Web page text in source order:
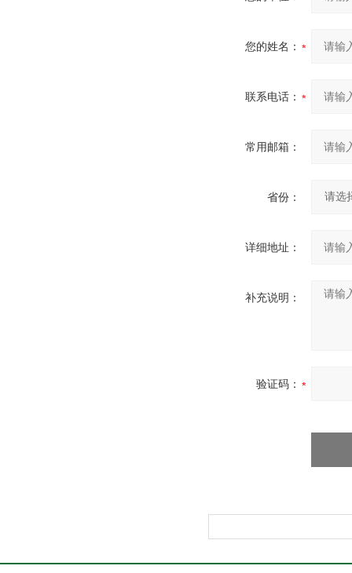
您的姓名：
联系电话：
常用邮箱：
省份：
详细地址：
补充说明：
验证码：